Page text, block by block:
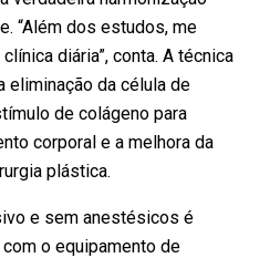
“Além dos estudos, me
diária”, conta. A técnica
eliminação da célula de
de colágeno para
corporal e a melhora da
plástica.
e sem anestésicos é
o equipamento de